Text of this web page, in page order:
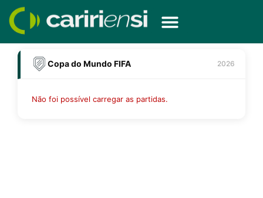
para
conteúdo
Copa do Mundo FIFA 2026
Não foi possível carregar as partidas.